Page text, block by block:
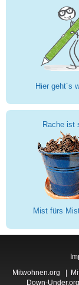
Hier geht´s
Rache ist
Mist fürs
Mitwohnen.org |
Down-Under.org